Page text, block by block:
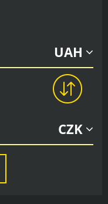
UAH
CZK